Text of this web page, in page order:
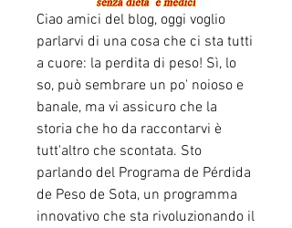
Ciao amici del blog, oggi voglio
parlarvi di una cosa che ci sta tutti
a cuore: la perdita di peso! Sì, lo
so, può sembrare un po' noioso e
banale, ma vi assicuro che la
storia che ho da raccontarvi è
tutt'altro che scontata. Sto
parlando del Programa de Pérdida
de Peso de Sota, un programma
innovativo che sta rivoluzionando il